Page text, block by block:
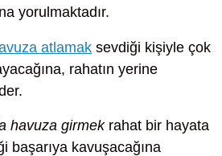
yorulmaktadır.
atlamak sevdiği kişiyle çok
rahatın yerine
havuza girmekrahat bir hayata
başarıya kavuşacağına